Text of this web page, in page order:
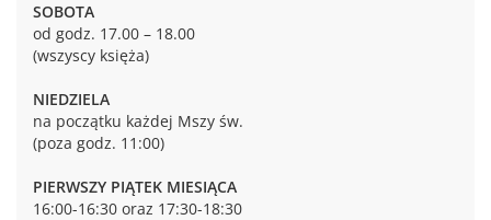
SOBOTA
od godz. 17.00 – 18.00
(wszyscy księża)
NIEDZIELA
na początku każdej Mszy św.
(poza godz. 11:00)
PIERWSZY PIĄTEK MIESIĄCA
16:00-16:30 oraz 17:30-18:30